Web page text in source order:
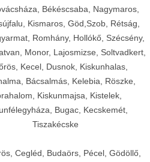
Békéscsaba, Nagymaros,
Kismaros, Göd,Szob, Rétság,
Romhány, Hollókő, Szécsény,
Monor, Lajosmizse, Soltvadkert,
Kecel, Dusnok, Kiskunhalas,
Bácsalmás, Kelebia, Röszke,
Kiskunmajsa, Kistelek,
Bugac, Kecskemét,
Tiszakécske
Cegléd, Budaörs, Pécel, Gödöllő,